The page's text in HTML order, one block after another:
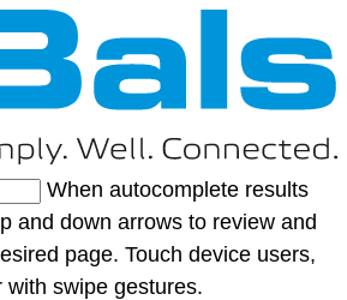
When autocomplete results
and down arrows to review and
page. Touch device users,
swipe gestures.